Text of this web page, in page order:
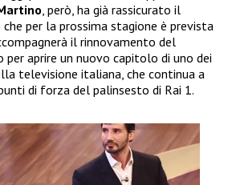
, però, ha già rassicurato il
per la prossima stagione è prevista
il rinnovamento del
per aprire un nuovo capitolo di uno dei
televisione italiana, che continua a
di forza del palinsesto di Rai 1.